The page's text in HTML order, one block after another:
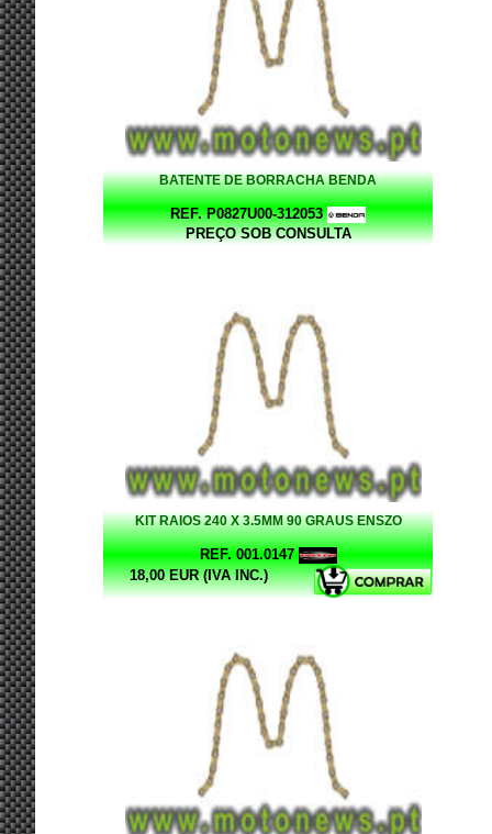
BATENTE DE BORRACHA BENDA
REF. P0827U00-312053
PREÇO SOB CONSULTA
KIT RAIOS 240 X 3.5MM 90 GRAUS ENSZO
REF. 001.0147
18,00 EUR (IVA INC.)